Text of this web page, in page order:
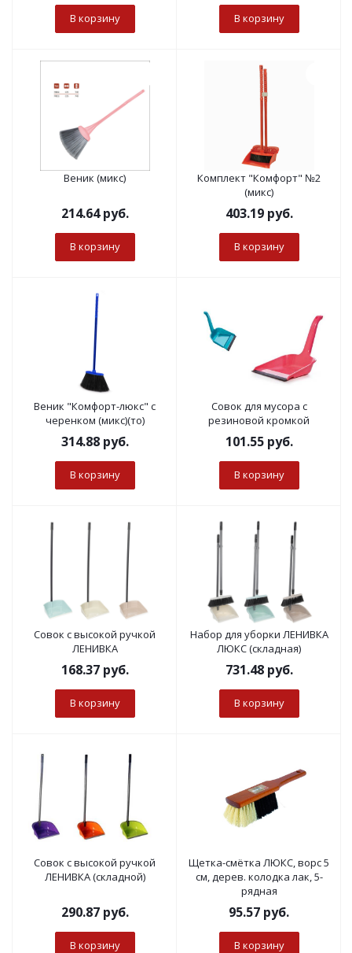
В корзину В корзину
Веник (микс)
214.64руб.
В корзину
Комплект "Комфорт" №2
(микс)
403.19руб.
В корзину
Веник "Комфорт-люкс" с
черенком (микс)(то)
314.88руб.
В корзину
Совок для мусора с
резиновой кромкой
101.55руб.
В корзину
Совок с высокой ручкой
ЛЕНИВКА
168.37руб.
В корзину
Набор для уборки ЛЕНИВКА
ЛЮКС (складная)
731.48руб.
В корзину
Совок с высокой ручкой
ЛЕНИВКА (складной)
290.87руб.
В корзину
Щетка-смётка ЛЮКС, ворс 5
см, дерев. колодка лак, 5-
рядная
95.57 руб.
В корзину